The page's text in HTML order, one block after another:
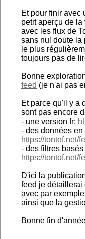
Et pour finir avec
petit aperçu de la
avec les flux de
sans nul doute la
le plus
toujours pas de
Bonne
feed (je n'ai pas
Et parce qu'il y a
sont pas encore
- une version fr:
- des données en
https://tontof.net/
- des filtres
https://tontof.net/
D'ici la
feed je détaillerai
avec par
ainsi que la
Bonne fin